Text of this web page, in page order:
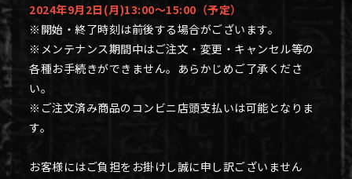
2024年9月2日(月)13:00～15:00（予定）
※開始・終了時刻は前後する場合がございます。
※メンテナンス期間中はご注文・変更・キャンセル等の
各種お手続きができません。あらかじめご了承くださ
い。
※ご注文済み商品のコンビニ店頭支払いは可能となりま
す。
お客様にはご負担をお掛けし誠に申し訳ございません